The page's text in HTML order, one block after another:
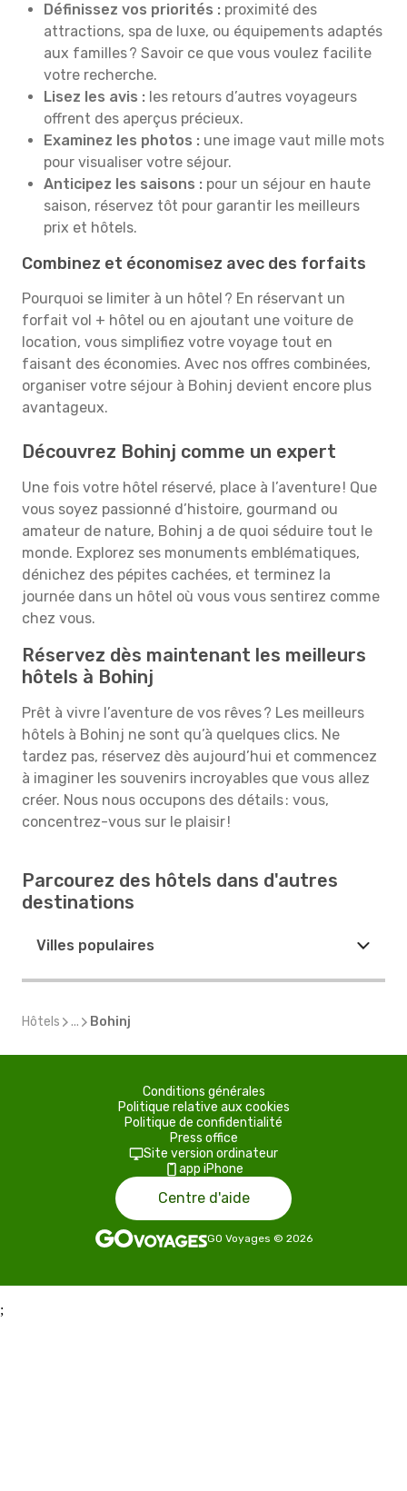
Définissez vos priorités : proximité des
attractions, spa de luxe, ou équipements adaptés
aux familles ? Savoir ce que vous voulez facilite
votre recherche.
Lisez les avis : les retours d’autres voyageurs
offrent des aperçus précieux.
Examinez les photos : une image vaut mille mots
pour visualiser votre séjour.
Anticipez les saisons : pour un séjour en haute
saison, réservez tôt pour garantir les meilleurs
prix et hôtels.
Combinez et économisez avec des forfaits
Pourquoi se limiter à un hôtel ? En réservant un
forfait vol + hôtel ou en ajoutant une voiture de
location, vous simplifiez votre voyage tout en
faisant des économies. Avec nos offres combinées,
organiser votre séjour à Bohinj devient encore plus
avantageux.
Découvrez Bohinj comme un expert
Une fois votre hôtel réservé, place à l’aventure ! Que
vous soyez passionné d’histoire, gourmand ou
amateur de nature, Bohinj a de quoi séduire tout le
monde. Explorez ses monuments emblématiques,
dénichez des pépites cachées, et terminez la
journée dans un hôtel où vous vous sentirez comme
chez vous.
Réservez dès maintenant les meilleurs
hôtels à Bohinj
Prêt à vivre l’aventure de vos rêves ? Les meilleurs
hôtels à Bohinj ne sont qu’à quelques clics. Ne
tardez pas, réservez dès aujourd’hui et commencez
à imaginer les souvenirs incroyables que vous allez
créer. Nous nous occupons des détails : vous,
concentrez-vous sur le plaisir !
Parcourez des hôtels dans d'autres
destinations
Villes populaires
Hôtels ... Bohinj
Conditions générales
Politique relative aux cookies
Politique de confidentialité
Press office
Site version ordinateur
app iPhone
Centre d'aide
GO Voyages © 2026
;